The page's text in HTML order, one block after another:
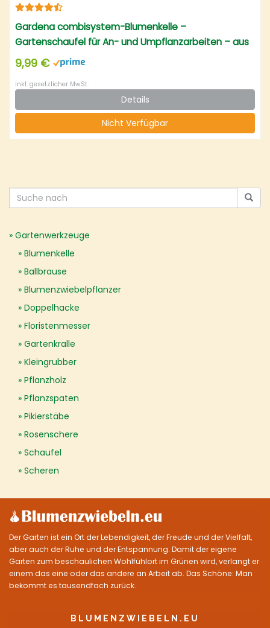
Gardena combisystem-Blumenkelle –
Gartenschaufel für An- und Umpflanzarbeiten – aus
Qualitätsstahl
9,99 €
inkl. gesetzlicher MwSt.
Details
Nicht Verfügbar
Gartenwerkzeuge
Blumenkelle
Ballbrause
Blumenzwiebelpflanzer
Doppelhacke
Floristenmesser
Gartenkralle
Kleingrubber
Pflanzholz
Pflanzspaten
Pikierstäbe
Rosenschere
Schaufel
Scheren
Der Garten ist ein Ort der Lebendigkeit, der Freude und der Vielfalt,
aber auch der Ruhe und der Entspannung. Damit der eigene
Garten zum beschaulichen Wohlfühlort im Grünen wird, verlangt er
einem das eine oder das andere an Arbeit ab. Das Schöne: Man
bekommt es tausendfach zurück.
BLUMENZWIEBELN.EU